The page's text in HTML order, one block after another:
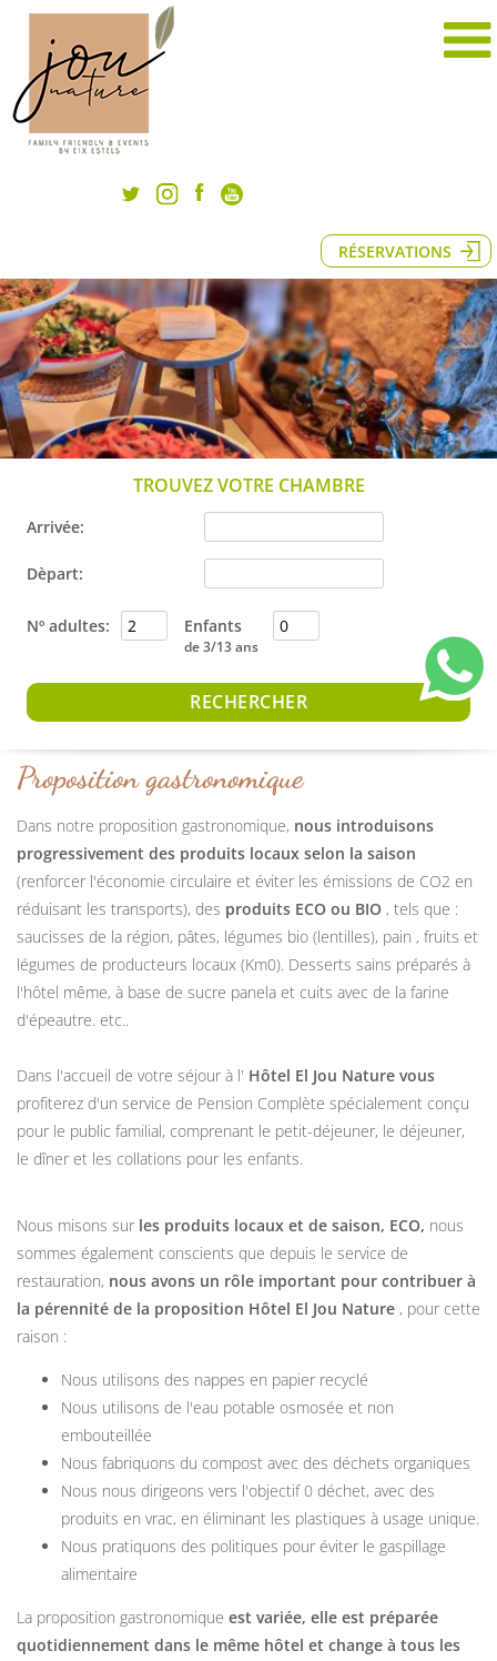
RÉSERVATIONS
TROUVEZ VOTRE CHAMBRE
Arrivée:
Dèpart:
Nº adultes: Enfants
de 3/13 ans
Proposition gastronomique
Dans notre proposition gastronomique, nous introduisons
progressivement des produits locaux selon la saison
(renforcer l'économie circulaire et éviter les émissions de CO2 en
réduisant les transports), des produits ECO ou BIO , tels que :
saucisses de la région, pâtes, légumes bio (lentilles), pain , fruits et
légumes de producteurs locaux (Km0). Desserts sains préparés à
l'hôtel même, à base de sucre panela et cuits avec de la farine
d'épeautre. etc..
Dans l'accueil de votre séjour à l' Hôtel El Jou Nature vous
profiterez d'un service de Pension Complète spécialement conçu
pour le public familial, comprenant le petit-déjeuner, le déjeuner,
le dîner et les collations pour les enfants.
Nous misons sur les produits locaux et de saison, ECO, nous
sommes également conscients que depuis le service de
restauration, nous avons un rôle important pour contribuer à
la pérennité de la proposition Hôtel El Jou Nature , pour cette
raison :
Nous utilisons des nappes en papier recyclé
Nous utilisons de l'eau potable osmosée et non
embouteillée
Nous fabriquons du compost avec des déchets organiques
Nous nous dirigeons vers l'objectif 0 déchet, avec des
produits en vrac, en éliminant les plastiques à usage unique.
Nous pratiquons des politiques pour éviter le gaspillage
alimentaire
La proposition gastronomique est variée, elle est préparée
quotidiennement dans le même hôtel et change à tous les